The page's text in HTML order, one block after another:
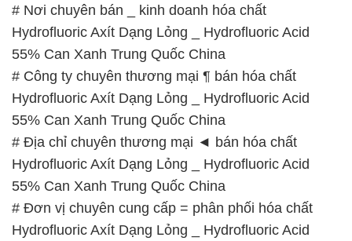
# Nơi chuyên bán _ kinh doanh hóa chất
Hydrofluoric Axít Dạng Lỏng _ Hydrofluoric Acid
55% Can Xanh Trung Quốc China
# Công ty chuyên thương mại ¶ bán hóa chất
Hydrofluoric Axít Dạng Lỏng _ Hydrofluoric Acid
55% Can Xanh Trung Quốc China
# Địa chỉ chuyên thương mại ◄ bán hóa chất
Hydrofluoric Axít Dạng Lỏng _ Hydrofluoric Acid
55% Can Xanh Trung Quốc China
# Đơn vị chuyên cung cấp = phân phối hóa chất
Hydrofluoric Axít Dạng Lỏng _ Hydrofluoric Acid